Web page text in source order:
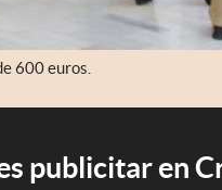
600 euros.
publicitar en